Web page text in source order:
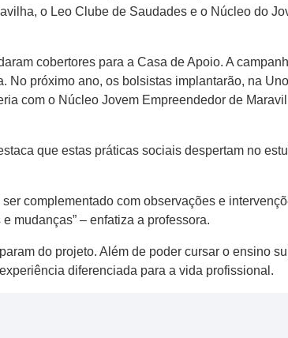
o Leo Clube de Saudades e o Núcleo do
cobertores para a Casa de Apoio. A
próximo ano, os bolsistas implantarão, na
com o Núcleo Jovem Empreendedor de
que estas práticas sociais despertam no
com observações e
mudanças” – enfatiza a professora.
do projeto. Além de poder cursar o ensino
diferenciada para a vida profissional.